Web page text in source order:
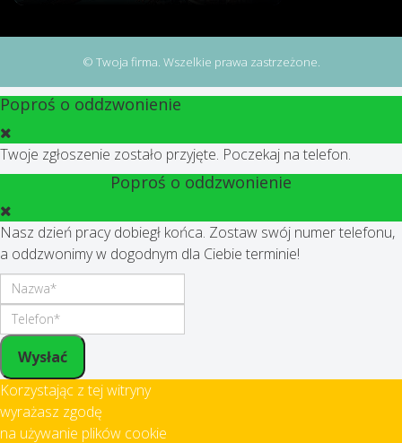
© Twoja firma. Wszelkie prawa zastrzeżone.
Poproś o oddzwonienie
Twoje zgłoszenie zostało przyjęte. Poczekaj na telefon.
Poproś o oddzwonienie
Nasz dzień pracy dobiegł końca. Zostaw swój numer telefonu,
a oddzwonimy w dogodnym dla Ciebie terminie!
Wysłać
Korzystając z tej witryny
wyrażasz zgodę
na używanie plików cookie